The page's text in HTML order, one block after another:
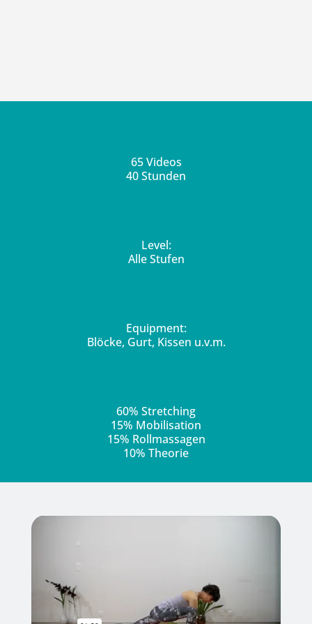
65 Videos
40 Stunden
Level:
Alle Stufen
Equipment:
Blöcke, Gurt, Kissen u.v.m.
60% Stretching
15% Mobilisation
15% Rollmassagen
10% Theorie